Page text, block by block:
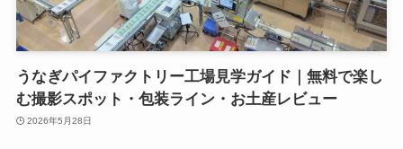
うなぎパイファクトリー工場見学ガイド｜無料で楽し
む撮影スポット・包装ライン・お土産レビュー
2026年5月28日